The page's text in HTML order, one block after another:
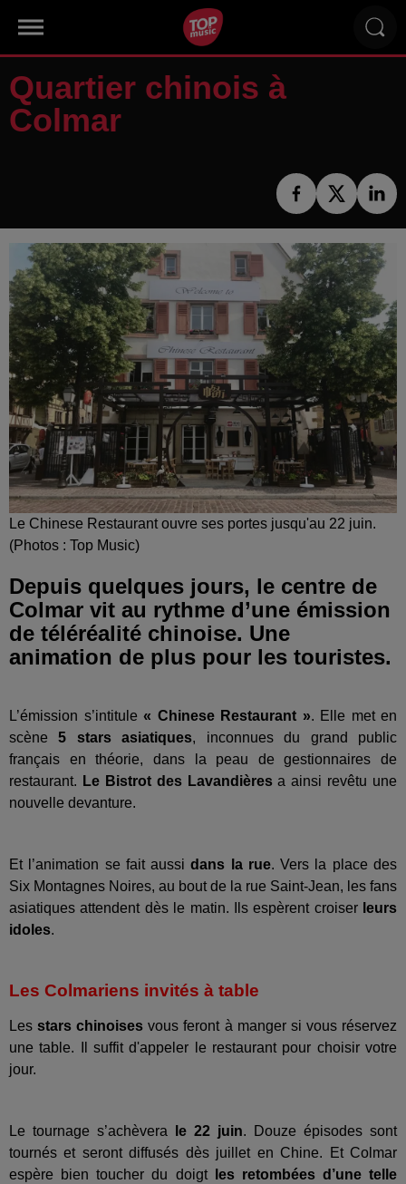
Quartier chinois à
Colmar
Le Chinese Restaurant ouvre ses portes jusqu'au 22 juin.
(Photos : Top Music)
Depuis quelques jours, le centre de
Colmar vit au rythme d’une émission
de téléréalité chinoise. Une
animation de plus pour les touristes.
L’émission s’intitule « Chinese Restaurant ». Elle met en
scène5 stars asiatiques, inconnues du grand public
français en théorie, dans la peau de gestionnaires de
restaurant. Le Bistrot des Lavandièresa ainsi revêtu une
nouvelle devanture.
Et l’animation se fait aussidans la rue. Vers la place des
Six Montagnes Noires, au bout de la rue Saint-Jean, les fans
asiatiques attendent dès le matin. Ils espèrent croiser leurs
idoles.
Les Colmariens invités à table
Lesstars chinoises vous feront à manger si vous réservez
une table. Il suffit d'appeler le restaurant pour choisir votre
jour.
Le tournage s’achèvera le 22 juin. Douze épisodes sont
tournés et seront diffusés dès juillet en Chine. Et Colmar
espère bien toucher du doigtles retombées d’une telle